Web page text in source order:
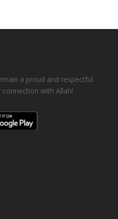
a proud and respectful
with Allah!